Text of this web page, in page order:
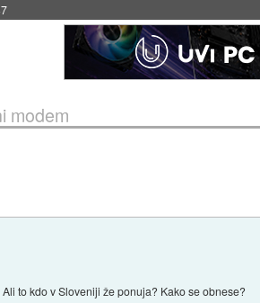
modem
to kdo v Sloveniji že ponuja? Kako se obnese?